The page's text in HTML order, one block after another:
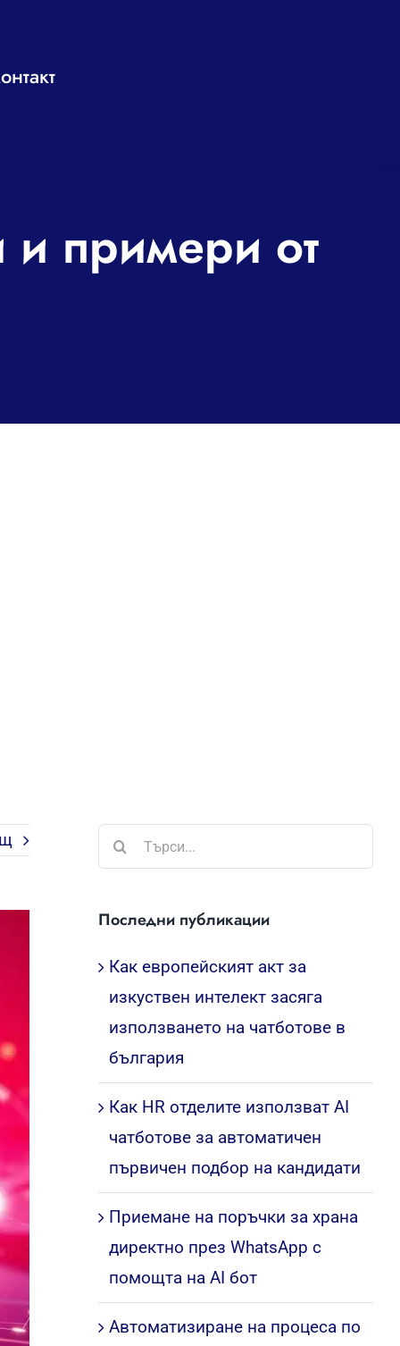
и примери от
Търсене
...
Последни публикации
Как европейският акт за
изкуствен интелект засяга
използването на чатботове в
българия
Как HR отделите използват AI
чатботове за автоматичен
първичен подбор на кандидати
Приемане на поръчки за храна
директно през WhatsApp с
помощта на AI бот
Автоматизиране на процеса по